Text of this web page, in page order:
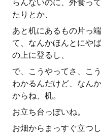
らんないのに、外食っ
たりとか、
あと机にあるもの片っ
て、なんかほんとにや
の上に登るし、
で、こうやってさ、こ
わかるんだけど、なん
からね、机。
お立ち台っぽいね。
お畑からまっすぐ立つ